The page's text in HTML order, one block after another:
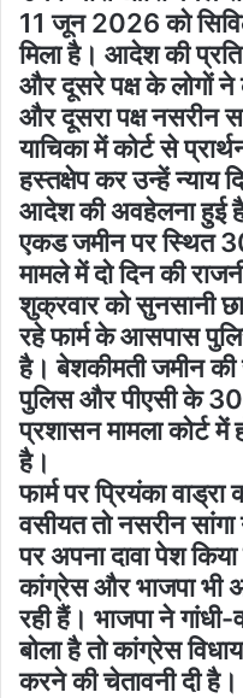
11 जून 2026 को
मिला है। आदेश की
और दूसरे पक्ष के लोगों ने
और दूसरा पक्ष नसरीन
याचिका में कोर्ट से
हस्तक्षेप कर उन्हें न्याय
आदेश की अवहेलना हुई
एकड जमीन पर स्थित
मामले में दो दिन की
शुक्रवार को सुनसानी
रहे फार्म के आसपास
है। बेशकीमती जमीन की
पुलिस और पीएसी के 30
प्रशासन मामला कोर्ट
है।
फार्म पर प्रियंका वाड्रा
वसीयत तो नसरीन
पर अपना दावा पेश
कांग्रेस और भाजपा भी
रही हैं। भाजपा ने गांधी-
बोला है तो कांग्रेस
करने की चेतावनी दी है।